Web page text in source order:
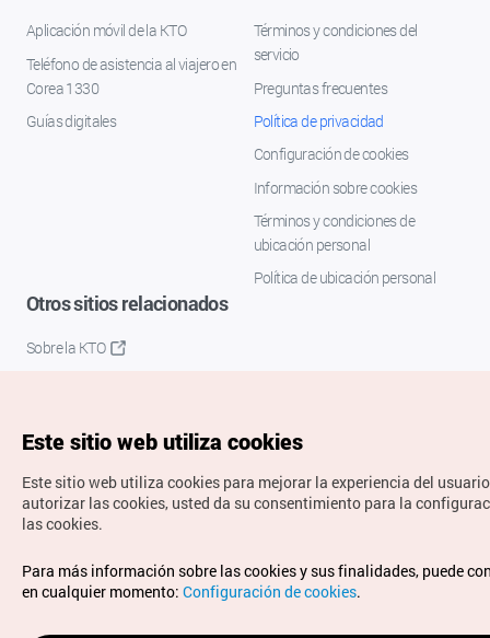
Aplicación móvil de la KTO
Teléfono de asistencia al viajero en
Corea 1330
Guías digitales
Términos y condiciones del
servicio
Preguntas frecuentes
Política de privacidad
Configuración de cookies
Información sobre cookies
Términos y condiciones de
ubicación personal
Política de ubicación personal
Otros sitios relacionados
Sobre la KTO
Copyrights © Organización de Turismo de Corea. Todos los
derechos reservados.
Para informes de errores y cuestiones relacionadas con el
sitio web, dirija sus consultas al correoelectrónico oficial:
Este sitio web utiliza cookies
Este sitio web utiliza cookies para mejorar la experiencia del
autorizar las cookies, usted da su consentimiento para la
las cookies.
Para más información sobre las cookies y sus finalidades, puede
en cualquier momento: Configuración de cookies.